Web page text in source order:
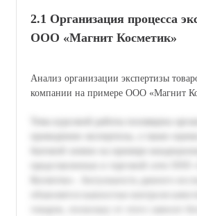
2.1 Организация процесса
ООО «Магнит Косметик»
Анализ организации экспертизы
компании на примере ООО «Магнит